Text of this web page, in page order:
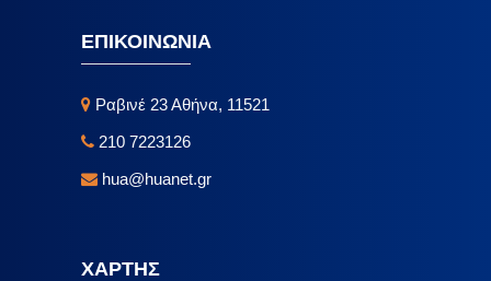
ΕΠΙΚΟΙΝΩΝΙΑ
Ραβινέ 23 Αθήνα, 11521
210 7223126
hua@huanet.gr
ΧΑΡΤΗΣ